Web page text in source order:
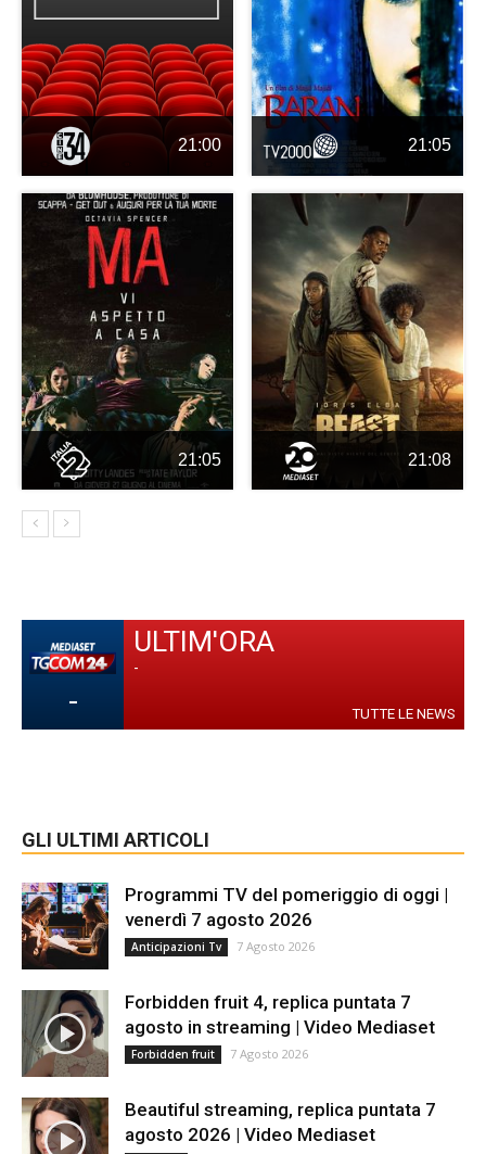
21:00 21:05
21:05 21:08
-
ULTIM'ORA
-
TUTTE LE NEWS
GLI ULTIMI ARTICOLI
Programmi TV del pomeriggio di oggi |
venerdì 7 agosto 2026
Anticipazioni Tv 7 Agosto 2026
Forbidden fruit 4, replica puntata 7
agosto in streaming | Video Mediaset
Forbidden fruit 7 Agosto 2026
Beautiful streaming, replica puntata 7
agosto 2026 | Video Mediaset